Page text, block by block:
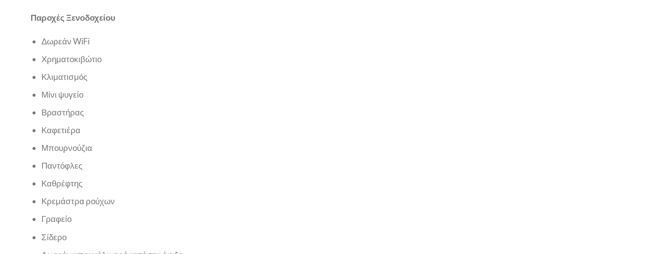
Παροχές Ξενοδοχείου
Δωρεάν WiFi
Χρηματοκιβώτιο
Κλιματισμός
Μίνι ψυγείο
Βραστήρας
Καφετιέρα
Μπουρνούζια
Παντόφλες
Καθρέφτης
Κρεμάστρα ρούχων
Γραφείο
Σίδερο